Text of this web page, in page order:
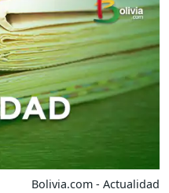
Bolivia.com - Actualidad